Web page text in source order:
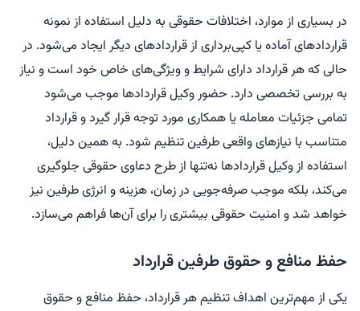
در بسیاری از موارد، اختلافات حقوقی به دلیل استفاده از نمونه
قراردادهای آماده یا کپی‌برداری از قراردادهای دیگر ایجاد می‌شود. در
حالی که هر قرارداد دارای شرایط و ویژگی‌های خاص خود است و نیاز
به بررسی تخصصی دارد. حضور وکیل قراردادها موجب می‌شود
تمامی جزئیات معامله یا همکاری مورد توجه قرار گیرد و قرارداد
متناسب با نیازهای واقعی طرفین تنظیم شود. به همین دلیل،
استفاده از وکیل قراردادها نه‌تنها از طرح دعاوی حقوقی جلوگیری
می‌کند، بلکه موجب صرفه‌جویی در زمان، هزینه و انرژی طرفین نیز
خواهد شد و امنیت حقوقی بیشتری را برای آن‌ها فراهم می‌سازد.
حفظ منافع و حقوق طرفین قرارداد
یکی از مهم‌ترین اهداف تنظیم هر قرارداد، حفظ منافع و حقوق